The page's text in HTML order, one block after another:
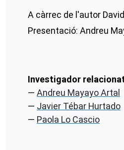
A càrrec de l'autor
Presentació: Andreu
Investigador
Andreu Mayayo Artal
Javier Tébar Hurtado
Paola Lo Cascio